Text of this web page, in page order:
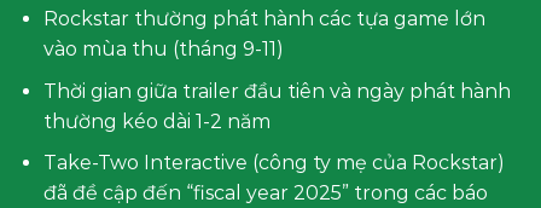
Rockstar thường phát hành các tựa game lớn
vào mùa thu (tháng 9-11)
Thời gian giữa trailer đầu tiên và ngày phát hành
thường kéo dài 1-2 năm
Take-Two Interactive (công ty mẹ của Rockstar)
đã đề cập đến “fiscal year 2025” trong các báo